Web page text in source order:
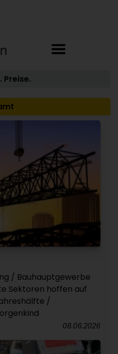
Preise.
/ Bauhauptgewerbe
Sektoren hoffen auf
/
08.06.2026